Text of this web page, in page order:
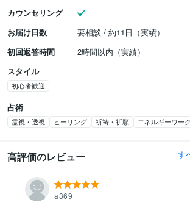
カウンセリング
お届け日数
要相談 / 約11日（実績）
初回返答時間
2時間以内（実績）
スタイル
初心者歓迎
占術
霊視・透視 ヒーリング 祈祷・祈願 エネルギーワーク
高評価のレビュー す
a369